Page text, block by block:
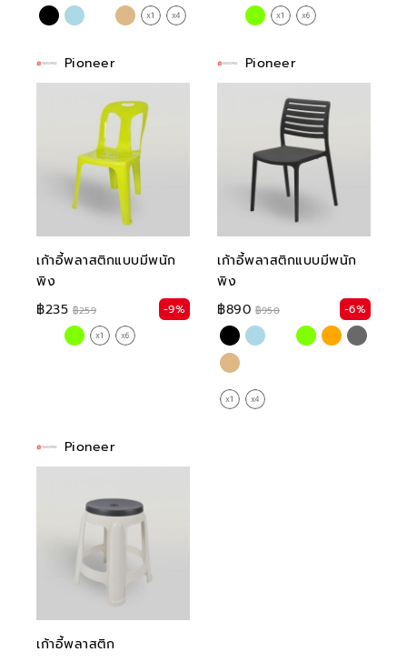
Pioneer
เก้าอี้พลาสติกแบบมีพนัก
พิง
฿235 ฿259 -9%
Pioneer
เก้าอี้พลาสติกแบบมีพนัก
พิง
฿890 ฿950 -6%
Pioneer
เก้าอี้พลาสติก